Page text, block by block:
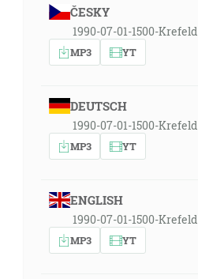
ČESKY
1990-07-01-1500-Krefeld
MP3 YT
DEUTSCH
1990-07-01-1500-Krefeld
MP3 YT
ENGLISH
1990-07-01-1500-Krefeld
MP3 YT